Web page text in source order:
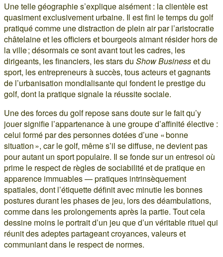
Une telle géographie s’explique aisément : la clientèle est
quasiment exclusivement urbaine. Il est fini le temps du golf
pratiqué comme une distraction de plein air par l’aristocratie
châtelaine et les officiers et bourgeois aimant résider hors de
la ville ; désormais ce sont avant tout les cadres, les
dirigeants, les financiers, les stars du Show Businesset du
sport, les entrepreneurs à succès, tous acteurs et gagnants
de l’urbanisation mondialisante qui fondent le prestige du
golf, dont la pratique signale la réussite sociale.
Une des forces du golf repose sans doute sur le fait qu’y
jouer signifie l’appartenance à une groupe d’affinité élective :
celui formé par des personnes dotées d’une « bonne
situation », car le golf, même s’il se diffuse, ne devient pas
pour autant un sport populaire. Il se fonde sur un entresoi où
prime le respect de règles de sociabilité et de pratique en
apparence immuables — pratiques intrinsèquement
spatiales, dont l’étiquette définit avec minutie les bonnes
postures durant les phases de jeu, lors des déambulations,
comme dans les prolongements après la partie. Tout cela
dessine moins le portrait d’un jeu que d’un véritable rituel qui
réunit des adeptes partageant croyances, valeurs et
communiant dans le respect de normes.